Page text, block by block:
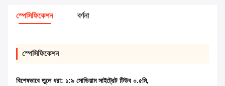
স্পেসিফিকেশন বর্ণনা
স্পেসিফিকেশন
বিশেষভাবে তুলে ধরা: ১:৯ সোডিয়াম সাইট্রেট টিউব ০.৫মি,